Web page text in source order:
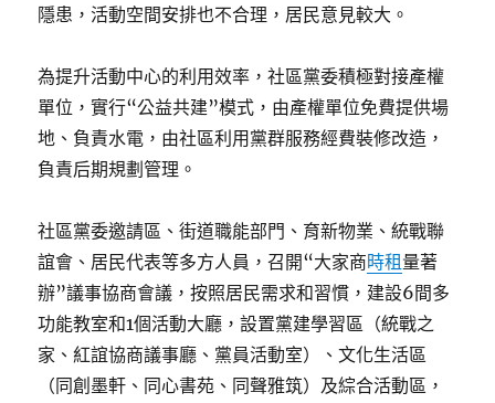
隱患，活動空間安排也不合理，居民意見較大。
為提升活動中心的利用效率，社區黨委積極對接產權
單位，實行“公益共建”模式，由產權單位免費提供場
地、負責水電，由社區利用黨群服務經費裝修改造，
負責后期規劃管理。
社區黨委邀請區、街道職能部門、育新物業、統戰聯
誼會、居民代表等多方人員，召開“大家商時租量著
辦”議事協商會議，按照居民需求和習慣，建設6間多
功能教室和1個活動大廳，設置黨建學習區（統戰之
家、紅誼協商議事廳、黨員活動室）、文化生活區
（同創墨軒、同心書苑、同聲雅筑）及綜合活動區，